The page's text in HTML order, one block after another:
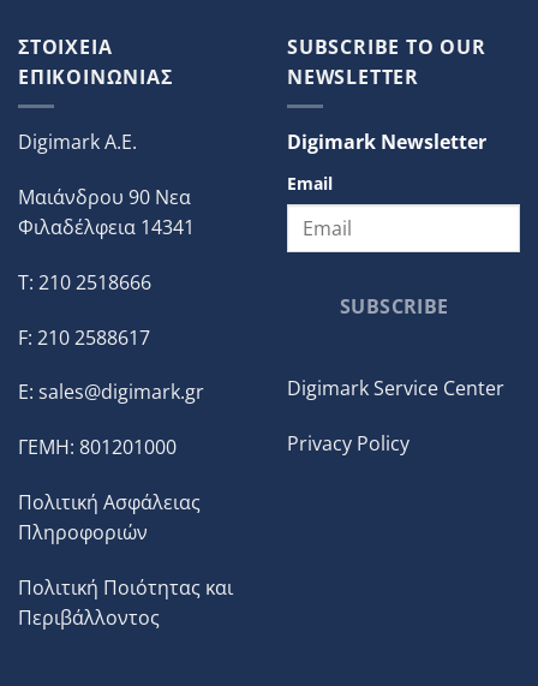
ΣΤΟΙΧΕΙΑ
ΕΠΙΚΟΙΝΩΝΙΑΣ
Digimark A.E.
Μαιάνδρου 90 Νεα
Φιλαδέλφεια 14341
T: 210 2518666
F: 210 2588617
E: sales@digimark.gr
ΓΕΜΗ: 801201000
Πολιτική Ασφάλειας
Πληροφοριών
Πολιτική Ποιότητας και
Περιβάλλοντος
SUBSCRIBE TO OUR
NEWSLETTER
Digimark Newsletter
Email
SUBSCRIBE
Digimark Service Center
Privacy Policy